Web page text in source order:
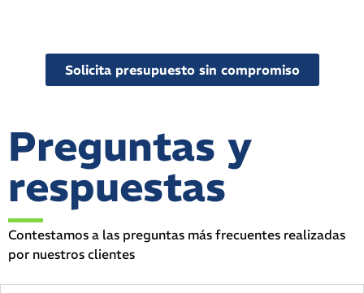
Solicita presupuesto sin compromiso
Preguntas y
respuestas
Contestamos a las preguntas más frecuentes realizadas
por nuestros clientes